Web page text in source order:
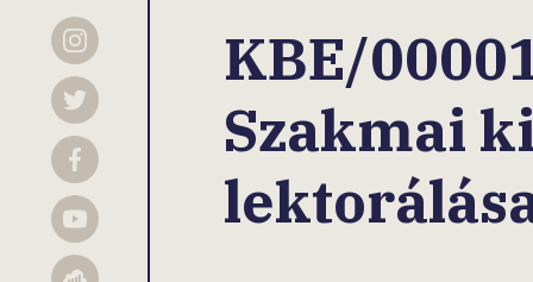
Instagram
Twitter
Facebook
YouTube
KBE/
Szakmai